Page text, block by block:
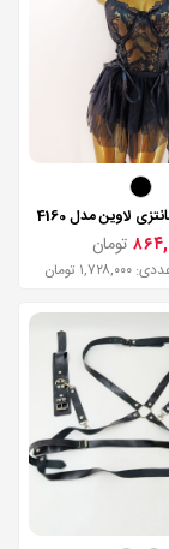
لاوین مدل 4160
تومان